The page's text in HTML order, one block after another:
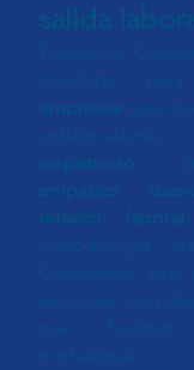
salida
Transición
diseñado
empresas
que
respetuoso,
empático
relación
metodología
Consciente,
sesiones
que